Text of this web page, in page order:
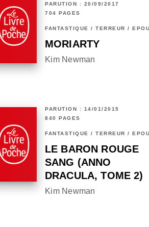
PARUTION : 20/09/2017
704 PAGES
FANTASTIQUE / TERREUR /
MORIARTY
Kim Newman
PARUTION : 14/01/2015
840 PAGES
FANTASTIQUE / TERREUR /
LE BARON ROUGE
SANG (ANNO
DRACULA, TOME 2)
Kim Newman